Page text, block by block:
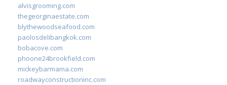
alvisgrooming.com
thegeorginaestate.com
blythewoodseafood.com
paolosdelibangkok.com
bobacove.com
phoone24brookfield.com
mickeybarmama.com
roadwayconstructioninc.com